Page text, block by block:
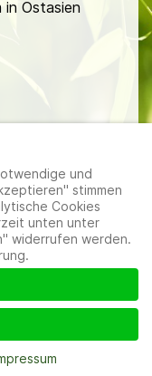
Ostasien
|Cookie-
und
stimmen
Cookies
unten unter
widerrufen werden.